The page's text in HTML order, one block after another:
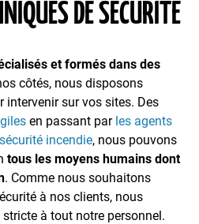
DE SÉCURITÉ
et formés dans des
côtés, nous disposons
intervenir sur vos sites. Des
en passant par les agents
incendie, nous pouvons
tous les moyens humains dont
. Comme nous souhaitons
à nos clients, nous
à tout notre personnel.